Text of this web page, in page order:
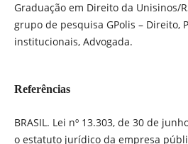
Graduação em Direito da Unisinos/
grupo de pesquisa GPolis – Direito,
institucionais, Advogada.
Referências
BRASIL. Lei nº 13.303, de 30 de
o estatuto jurídico da empresa